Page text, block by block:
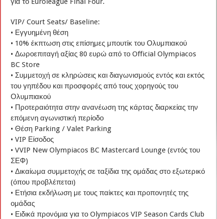
VIP/ Court Seats/ Baseline:
• Εγγυημένη θέση
• 10% έκπτωση στις επίσημες μπουτίκ του Ολυμπιακού
• Δωροεπιταγή αξίας 80 ευρώ από το Official Olympiacos
BC Store
• Συμμετοχή σε κληρώσεις και διαγωνισμούς εντός και εκτός
του γηπέδου και προσφορές από τους χορηγούς του
Ολυμπιακού
• Προτεραιότητα στην ανανέωση της κάρτας διαρκείας την
επόμενη αγωνιστική περίοδο
• Θέση Parking / Valet Parking
• VIP Είσοδος
• VVIP New Olympiacos BC Mastercard Lounge (εντός του
ΣΕΦ)
• Δικαίωμα συμμετοχής σε ταξίδια της ομάδας στο εξωτερικό
(όπου προβλέπεται)
• Ετήσια εκδήλωση με τους παίκτες και προπονητές της
ομάδας
• Ειδικά προνόμια για το Olympiacos VIP Season Cards Club